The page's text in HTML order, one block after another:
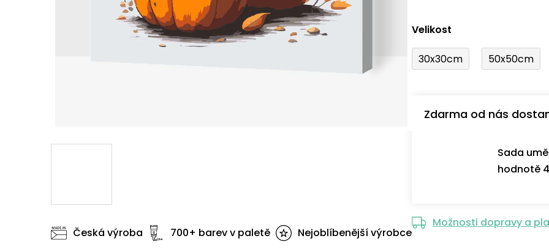
Velikost
30x30cm 50x50cm
Zdarma od nás
Sada
hodnotě
Možnosti dopravy a
Česká výroba 700+ barev v paletě Nejoblíbenější výrobce